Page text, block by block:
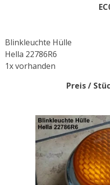
Blinkleuchte Hülle
Hella 22786R6
1x vorhanden
Preis /